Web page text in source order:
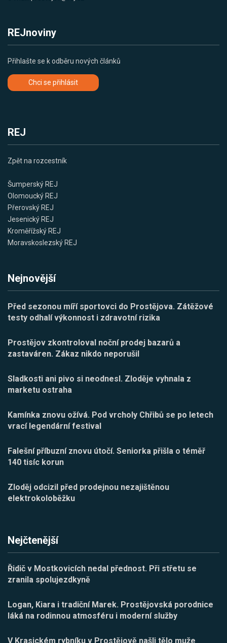
REJnoviny
Přihlašte se k odběru nových článků
Chci se přihlásit
REJ
Zpět na rozcestník
Šumperský REJ
Olomoucký REJ
Přerovský REJ
Jesenický REJ
Kroměřížský REJ
Moravskoslezský REJ
Nejnovější
Před sezonou míří sportovci do Prostějova. Zátěžové
testy odhalí výkonnost i zdravotní rizika
Prostějov zkontroloval noční prodej bazarů a
zastaváren. Zákaz nikdo neporušil
Sladkosti ani pivo si neodnesl. Zloděje vyhnala z
marketu ostraha
Kamínka znovu ožívá. Pod vrcholy Chřibů se po letech
vrací legendární festival
Falešní příbuzní znovu útočí. Seniorka přišla o téměř
140 tisíc korun
Zloděj odcizil před prodejnou nezajištěnou
elektrokoloběžku
Nejčtenější
Řidič v Mostkovicích nedal přednost. Při střetu se
zranila spolujezdkyně
Logan, Kiara i tradiční Marek. Prostějovská porodnice
láká na rodinnou atmosféru i moderní služby
V Krasickém rybníku v Prostějově našli tělo muže